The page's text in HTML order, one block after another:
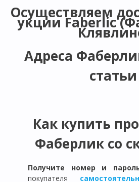
Осуществляем
укции Faberlic
Адреса
статьи
Как купить
Фаберлик со
Получите номер и
покупателя